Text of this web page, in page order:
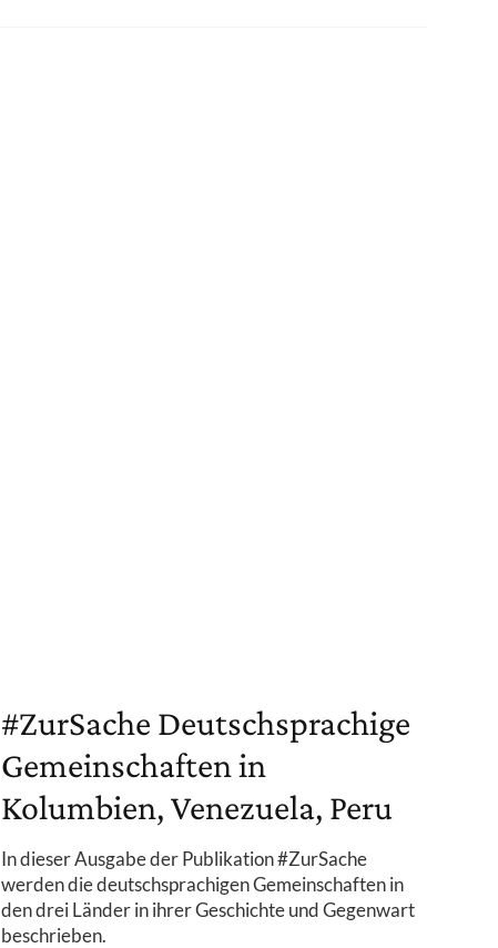
#ZurSache Deutschsprachige
Gemeinschaften in
Kolumbien, Venezuela, Peru
In dieser Ausgabe der Publikation #ZurSache
werden die deutschsprachigen Gemeinschaften in
den drei Länder in ihrer Geschichte und Gegenwart
beschrieben.